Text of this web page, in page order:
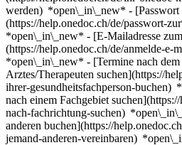
werden) *open\_in\_new* - [Passwort
(https://help.onedoc.ch/de/passwort-
*open\_in\_new* - [E-Mailadresse
(https://help.onedoc.ch/de/anmelde-e-
*open\_in\_new* - [Termine nach
Arztes/Therapeuten suchen](https://
ihrer-gesundheitsfachperson-buchen)
nach einem Fachgebiet
nach-fachrichtung-suchen)
anderen buchen](https://
jemand-anderen-vereinbaren)